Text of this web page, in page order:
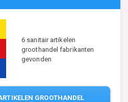
6 sanitair artikelen
groothandel fabrikanten
gevonden
GROOTHANDEL